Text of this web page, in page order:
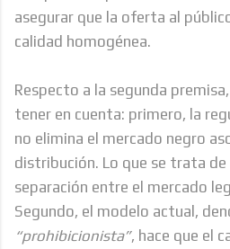
asegurar que la oferta al
calidad homogénea.
Respecto a la segunda
tener en cuenta: primero, la
no elimina el mercado negro
distribución. Lo que se trata de
separación entre el mercado
Segundo, el modelo actual,
“prohibicionista”, hace que el